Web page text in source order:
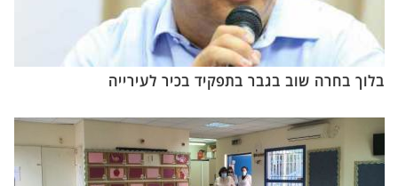
בלוך בחרה שוב בגבר בתפקיד בכיר לעירייה